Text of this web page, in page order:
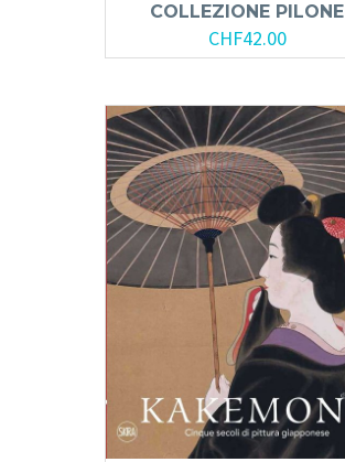
COLLEZIONE PILONE
CHF42.00